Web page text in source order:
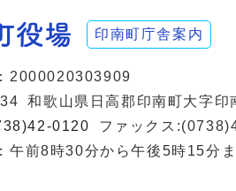
印南町庁舎案内
2000020303909
和歌山県日高郡印南町大字印
0120
ファックス
午前8時30分から午後5時15分